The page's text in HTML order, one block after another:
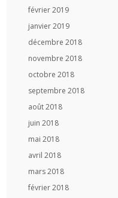
février 2019
janvier 2019
décembre 2018
novembre 2018
octobre 2018
septembre 2018
août 2018
juin 2018
mai 2018
avril 2018
mars 2018
février 2018